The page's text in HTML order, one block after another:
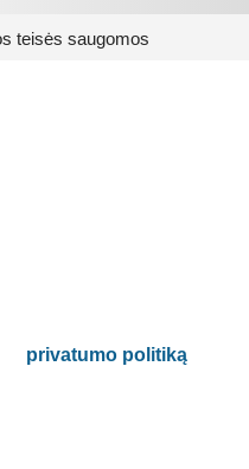
teisės saugomos
privatumo politiką.